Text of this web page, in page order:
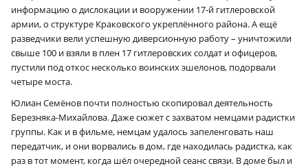
информацию о дислокации и вооружении 17‑й гитлеровской
армии, о структуре Краковского укреплённого района. А ещё
разведчики вели успешную диверсионную работу – уничтожили
свыше 100 и взяли в плен 17 гитлеровских солдат и офицеров,
пустили под откос несколько воинских эшелонов, подорвали
четыре моста.
Юлиан Семёнов почти полностью скопировал деятельность
Березняка-Михайлова. Даже сюжет с захватом немцами радистки
группы. Как и в фильме, немцам удалось запеленговать наш
передатчик, и они ворвались в дом, где находилась радистка, как
раз в тот момент, когда шёл очередной сеанс связи. В доме был и